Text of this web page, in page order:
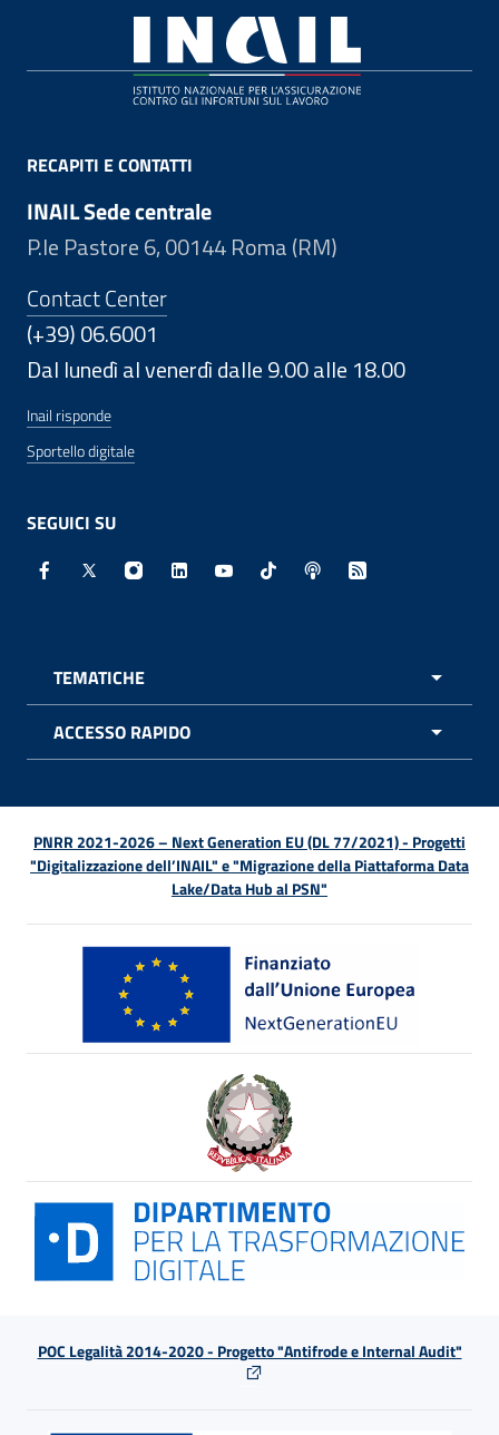
RECAPITI E CONTATTI
INAIL Sede centrale
P.le Pastore 6, 00144 Roma (RM)
Contact Center
(+39) 06.6001
Dal lunedì al venerdì dalle 9.00 alle 18.00
Inail risponde
Sportello digitale
SEGUICI SU
Facebook - Sito esterno - Apertura in nuova finestra
X - Sito esterno - Apertura in nuova finestra
Instagram - Sito esterno - Apertura in
Linkedin - Sito esterno - Apertura in
Youtube - Sito esterno -
TikTok - Sito esterno -
Spreaker - Sito
Feed RSS -
TEMATICHE
ACCESSO RAPIDO
PNRR 2021-2026 – Next Generation EU (DL 77/2021) - Progetti
"Digitalizzazione dell’INAIL" e "Migrazione della Piattaforma Data
Lake/Data Hub al PSN"
POC Legalità 2014-2020 - Progetto "Antifrode e Internal Audit"